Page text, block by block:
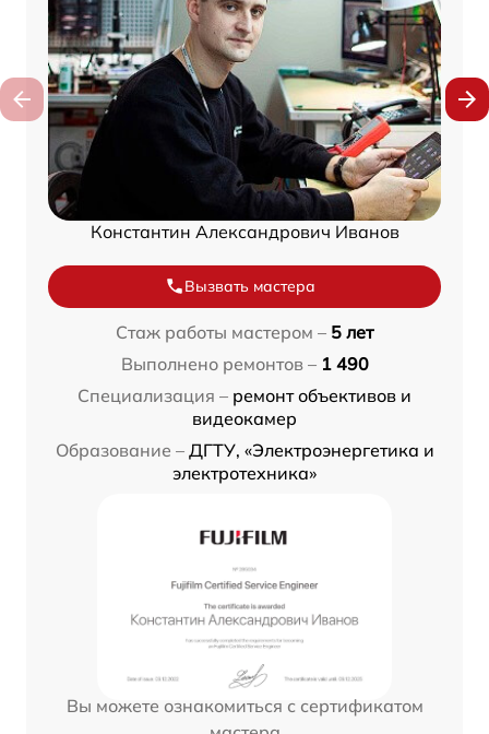
Константин Александрович Иванов
Вызвать мастера
Стаж работы мастером – 5 лет
Выполнено ремонтов – 1 490
Специализация – ремонт объективов и
видеокамер
Образование – ДГТУ, «Электроэнергетика и
электротехника»
Вы можете ознакомиться с сертификатом